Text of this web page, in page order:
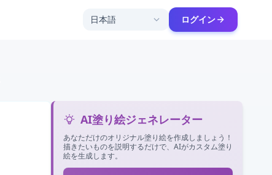
日本語 ログイン
AI塗り絵ジェネレーター
あなただけのオリジナル塗り絵を作成しましょう！
描きたいものを説明するだけで、AIがカスタム塗り
絵を生成します。